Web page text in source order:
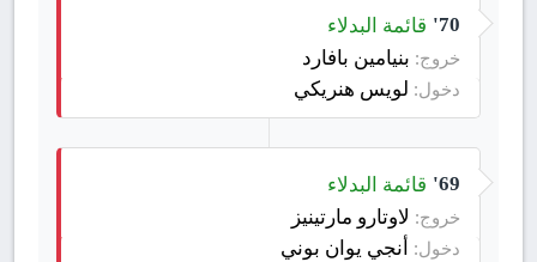
70' قائمة البدلاء
خروج: بنيامين بافارد
دخول: لويس هنريكي
69' قائمة البدلاء
خروج: لاوتارو مارتينيز
دخول: أنجي يوان بوني